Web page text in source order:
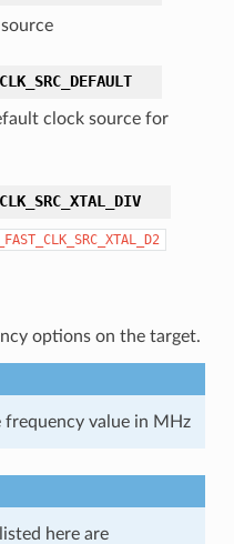
source
clock source for
options on the target.
frequency value in MHz
here are